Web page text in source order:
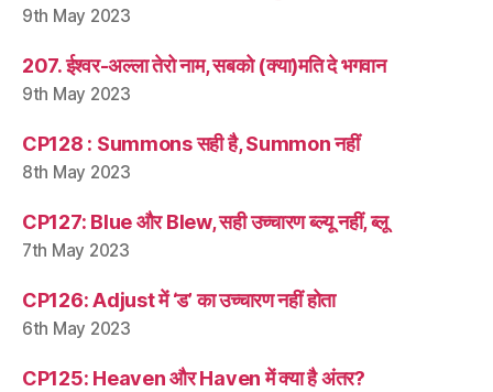
9th May 2023
207. ईश्वर-अल्ला तेरो नाम, सबको (क्या)मति दे भगवान
9th May 2023
CP128 : Summons सही है, Summon नहीं
8th May 2023
CP127: Blue और Blew, सही उच्चारण ब्ल्यू नहीं, ब्लू
7th May 2023
CP126: Adjust में ‘ड’ का उच्चारण नहीं होता
6th May 2023
CP125: Heaven और Haven में क्या है अंतर?